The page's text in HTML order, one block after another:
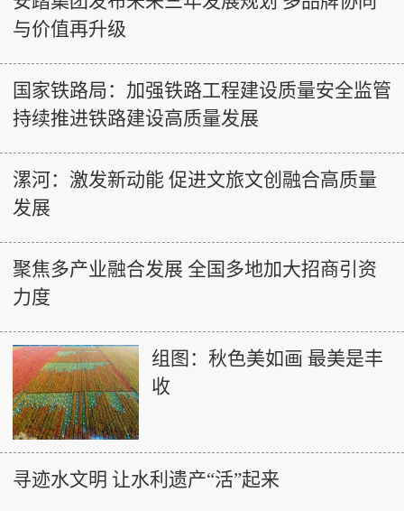
与价值再升级
国家铁路局：加强铁路工程建设质量安全监管
持续推进铁路建设高质量发展
漯河：激发新动能 促进文旅文创融合高质量
发展
聚焦多产业融合发展 全国多地加大招商引资
力度
组图：秋色美如画 最美是丰
收
寻迹水文明 让水利遗产“活”起来